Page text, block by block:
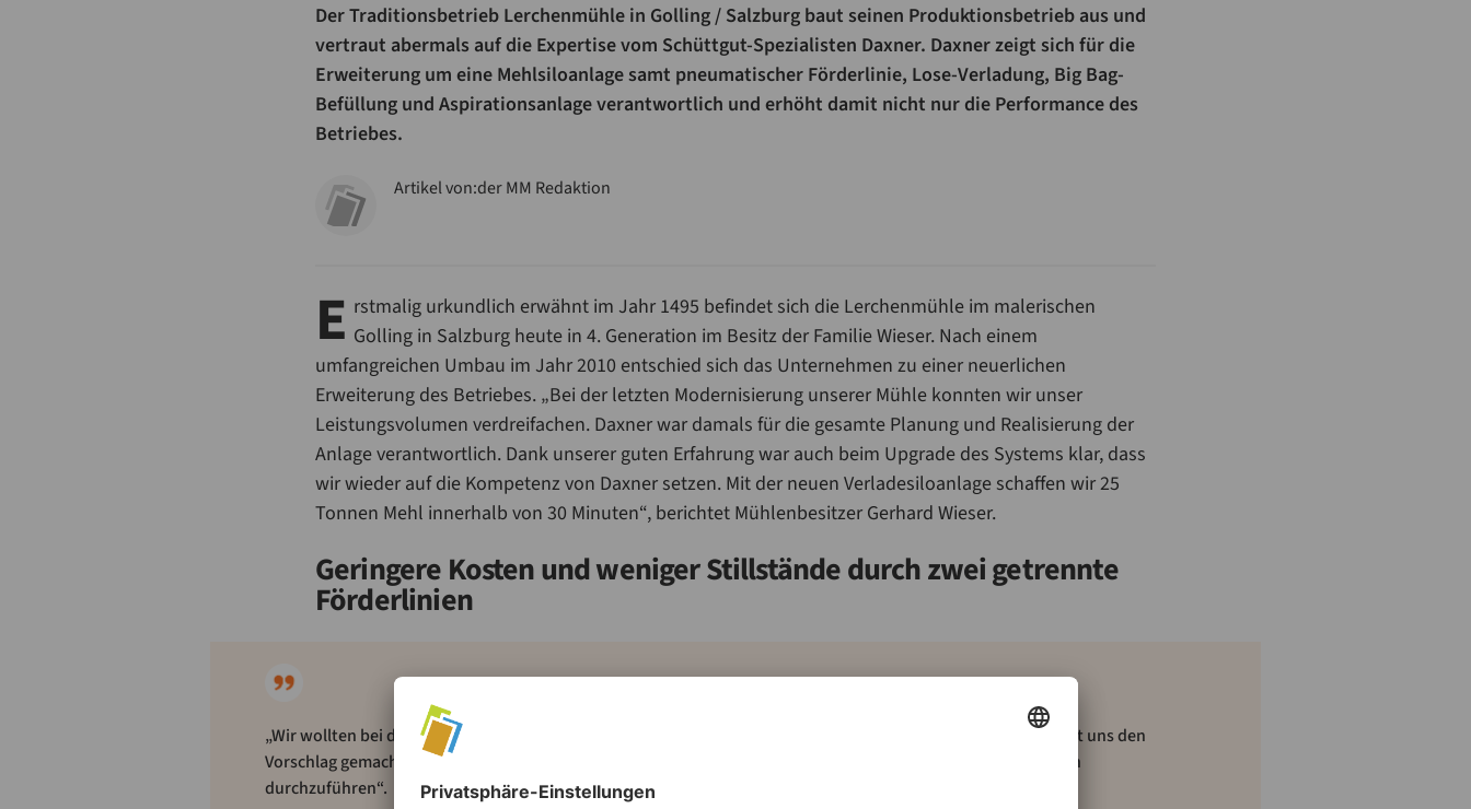
Der Traditionsbetrieb Lerchenmühle in Golling / Salzburg baut seinen Produktionsbetrieb aus und
vertraut abermals auf die Expertise vom Schüttgut-Spezialisten Daxner. Daxner zeigt sich für die
Erweiterung um eine Mehlsiloanlage samt pneumatischer Förderlinie, Lose-Verladung, Big Bag-
Befüllung und Aspirationsanlage verantwortlich und erhöht damit nicht nur die Performance des
Betriebes.
Artikel von:der MM Redaktion
E rstmalig urkundlich erwähnt im Jahr 1495 befindet sich die Lerchenmühle im malerischen
Golling in Salzburg heute in 4. Generation im Besitz der Familie Wieser. Nach einem
umfangreichen Umbau im Jahr 2010 entschied sich das Unternehmen zu einer neuerlichen
Erweiterung des Betriebes. „Bei der letzten Modernisierung unserer Mühle konnten wir unser
Leistungsvolumen verdreifachen. Daxner war damals für die gesamte Planung und Realisierung der
Anlage verantwortlich. Dank unserer guten Erfahrung war auch beim Upgrade des Systems klar, dass
wir wieder auf die Kompetenz von Daxner setzen. Mit der neuen Verladesiloanlage schaffen wir 25
Tonnen Mehl innerhalb von 30 Minuten“, berichtet Mühlenbesitzer Gerhard Wieser.
Geringere Kosten und weniger Stillstände durch zwei getrennte
Förderlinien
„Wir wollten bei der Herstellung unserer Produkte noch effizienter sein“, bestätigt Gerhard Wieser „Daxner hat uns den
Vorschlag gemacht, die pneumatische Förderung der Rohstoffe innerhalb der Anlage in zwei getrennten Linien
durchzuführen“.